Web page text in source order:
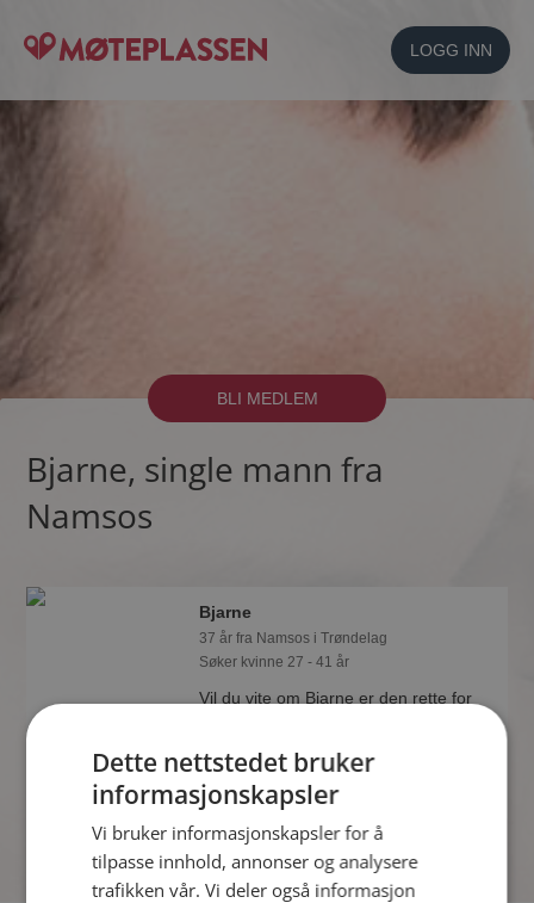
LOGG INN
BLI MEDLEM
Bjarne, single mann fra
Namsos
Bjarne
37 år fra Namsos i Trøndelag
Søker kvinne 27 - 41 år
Vil du vite om Bjarne er den rette for
treningsentusiast som deg selv?
Dette nettstedet bruker
informasjonskapsler
Vi bruker informasjonskapsler for å
tilpasse innhold, annonser og analysere
trafikken vår. Vi deler også informasjon